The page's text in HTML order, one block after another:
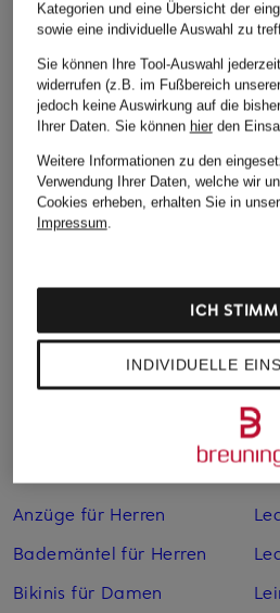
J.LINDEBERG
Golfhose
CHF 159
MAC
7/8-Chino
CHF 95
Ursprünglich:
Anzüge für Herren
Bademäntel für Herren
Bikinis für Damen
Kategorien und eine Übersicht der
sowie eine individuelle Auswahl zu
Sie können Ihre Tool-Auswahl
widerrufen (z.B. im Fußbereich
jedoch keine Auswirkung auf die
Ihrer Daten. Sie können hierden
Weitere Informationen zu den
Verwendung Ihrer Daten, welche wir
Cookies erheben, erhalten Sie in
Impressum.
INDIVIDUELLE
ICH